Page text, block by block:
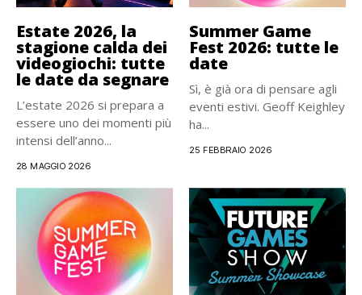
Estate 2026, la
stagione calda dei
videogiochi: tutte
le date da segnare
L’estate 2026 si prepara a
essere uno dei momenti più
intensi dell’anno...
28 MAGGIO 2026
Summer Game
Fest 2026: tutte le
date
Sì, è già ora di pensare agli
eventi estivi. Geoff Keighley
ha...
25 FEBBRAIO 2026